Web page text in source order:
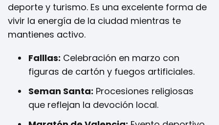
deporte y turismo. Es una excelente forma de
vivir la energía de la ciudad mientras te
mantienes activo.
Falllas: Celebración en marzo con
figuras de cartón y fuegos artificiales.
Seman Santa: Procesiones religiosas
que reflejan la devoción local.